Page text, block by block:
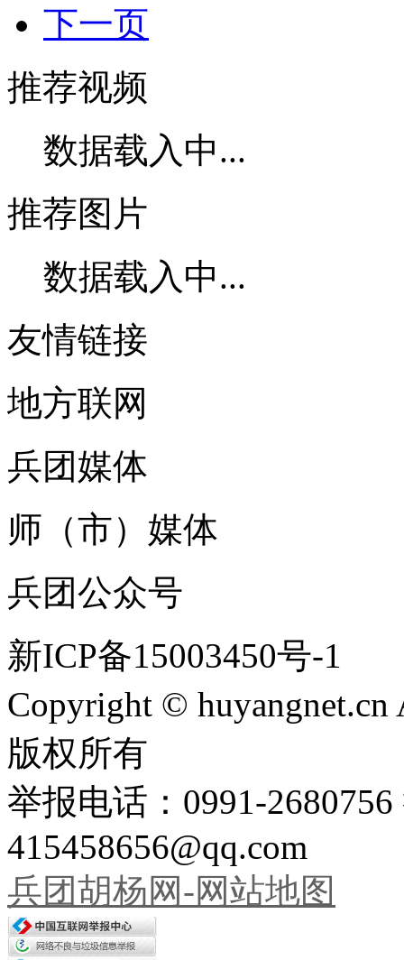
下一页
推荐视频
数据载入中...
推荐图片
数据载入中...
友情链接
地方联网
兵团媒体
师（市）媒体
兵团公众号
新ICP备15003450号-1
Copyright ©
版权所有
举报电话：0991-
415458656@qq.com
兵团胡杨网-网站地图